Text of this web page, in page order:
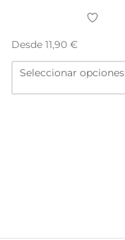
Desde 11,90 €
Seleccionar opciones